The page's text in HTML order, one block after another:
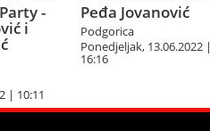
-
i
| 10:11
Peđa Jovanović
Podgorica
Ponedjeljak, 13.06.2022 |
16:16